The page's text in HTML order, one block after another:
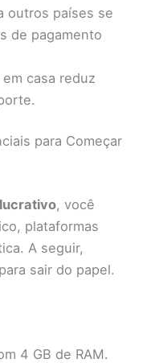
outros países se
de pagamento
casa reduz
para Começar
, você
plataformas
A seguir,
sair do papel.
4 GB de RAM.